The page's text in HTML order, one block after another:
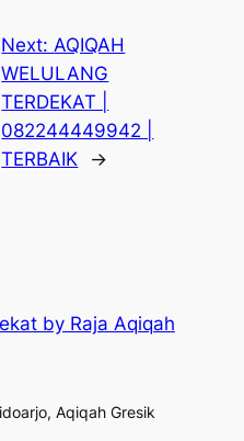
Next: AQIQAH
WELULANG
TERDEKAT |
082244449942 |
TERBAIK
→
by Raja Aqiqah
Aqiqah Gresik